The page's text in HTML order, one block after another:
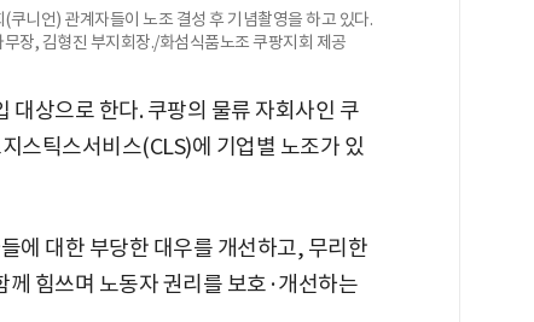
니언) 관계자들이 노조 결성 후 기념촬영을 하고 있다.
장, 김형진 부지회장./화섬식품노조 쿠팡지회 제공
대상으로 한다. 쿠팡의 물류 자회사인 쿠
스틱스서비스(CLS)에 기업별 노조가 있
에 대한 부당한 대우를 개선하고, 무리한
힘쓰며 노동자 권리를 보호·개선하는